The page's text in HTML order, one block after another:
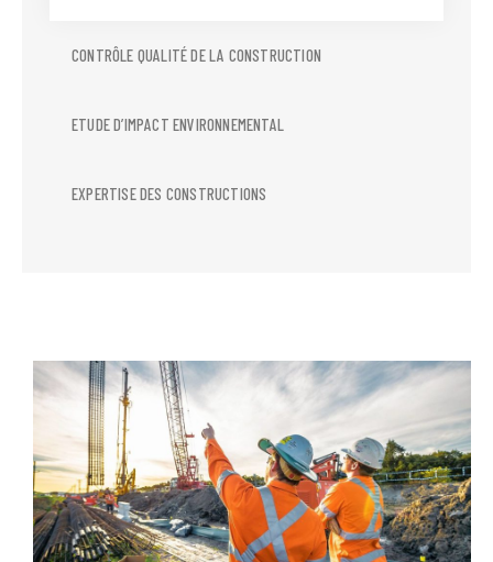
CONTRÔLE QUALITÉ DE LA CONSTRUCTION
ETUDE D’IMPACT ENVIRONNEMENTAL
EXPERTISE DES CONSTRUCTIONS